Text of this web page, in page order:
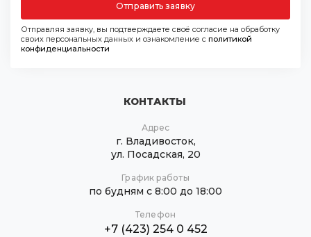
Отправить заявку
Отправляя заявку, вы подтверждаете своё согласие на обработку
своих персональных данных и ознакомление с политикой
конфиденциальности
КОНТАКТЫ
Адрес
г. Владивосток,
ул. Посадская, 20
График работы
по будням с 8:00 до 18:00
Телефон
+7 (423) 254 0 452